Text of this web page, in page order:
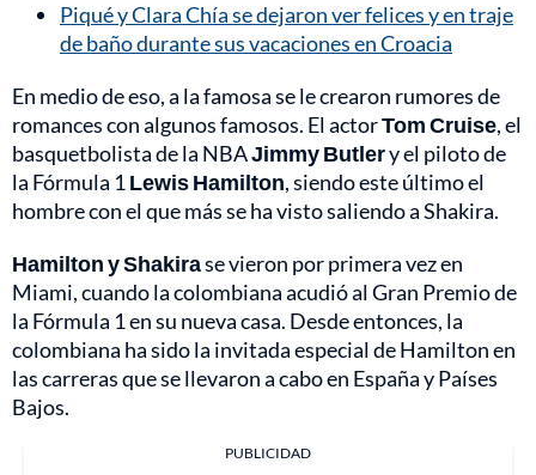
Piqué y Clara Chía se dejaron ver felices y en traje
de baño durante sus vacaciones en Croacia
En medio de eso, a la famosa se le crearon rumores de
romances con algunos famosos. El actorTom Cruise, el
basquetbolista de la NBAJimmy Butlery el piloto de
la Fórmula 1Lewis Hamilton, siendo este último el
hombre con el que más se ha visto saliendo a Shakira.
Hamilton y Shakirase vieron por primera vez en
Miami, cuando la colombiana acudió al Gran Premio de
la Fórmula 1 en su nueva casa. Desde entonces, la
colombiana ha sido la invitada especial de Hamilton en
las carreras que se llevaron a cabo en España y Países
Bajos.
PUBLICIDAD